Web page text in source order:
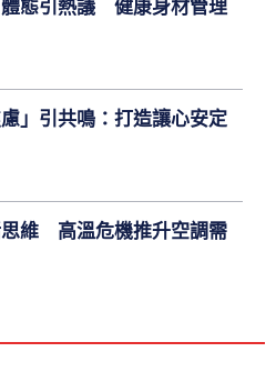
態引熱議 健康身材管理
」引共鳴：打造讓心安定
維 高溫危機推升空調需